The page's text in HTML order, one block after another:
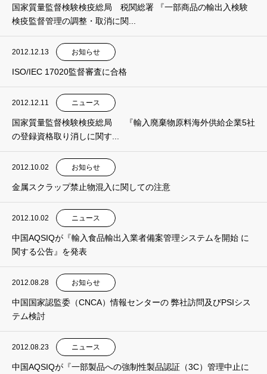
国家質量監督検験検疫総局 税関総署 『一部商品の輸出入検験
検疫監督管理の調整・取消に関...
2012.12.13 お知らせ
ISO/IEC 17020監督審査に合格
2012.12.11 ニュース
国家質量監督検験検疫総局 『輸入廃棄物原料海外供給企業5社
の登録資格取り消しに関す...
2012.10.02 お知らせ
金属スクラップ禁止物混入に関しての注意
2012.10.02 ニュース
中国AQSIQが『輸入食品輸出入業者備案管理システムを開始 に
関する公告』を発表
2012.08.28 お知らせ
中国国家認監委（CNCA）情報センターの 弊社訪問及びPSIシス
テム検討
2012.08.23 ニュース
中国AQSIQが『一部製品への強制性製品認証（3C）管理中止に